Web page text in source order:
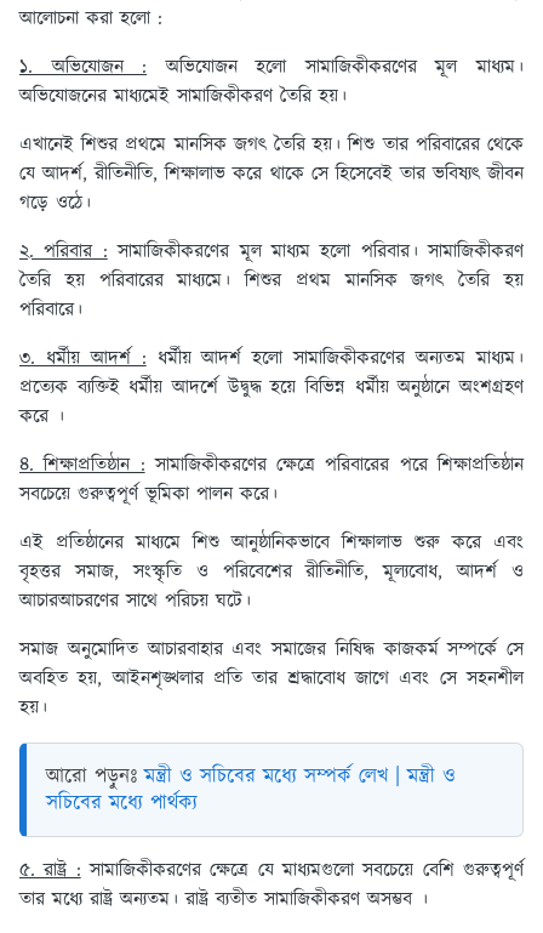
আলোচনা করা হলো :
১. অভিযোজন :অভিযোজন হলো সামাজিকীকরণের মূল মাধ্যম।
অভিযোজনের মাধ্যমেই সামাজিকীকরণ তৈরি হয়।
এখানেই শিশুর প্রথমে মানসিক জগৎ তৈরি হয়। শিশু তার পরিবারের থেকে
যে আদর্শ, রীতিনীতি, শিক্ষালাভ করে থাকে সে হিসেবেই তার ভবিষ্যৎ জীবন
গড়ে ওঠে।
২. পরিবার :সামাজিকীকরণের মূল মাধ্যম হলো পরিবার। সামাজিকীকরণ
তৈরি হয় পরিবারের মাধ্যমে। শিশুর প্রথম মানসিক জগৎ তৈরি হয়
পরিবারে।
৩. ধর্মীয় আদর্শ :ধর্মীয় আদর্শ হলো সামাজিকীকরণের অন্যতম মাধ্যম।
প্রত্যেক ব্যক্তিই ধর্মীয় আদর্শে উদ্বুদ্ধ হয়ে বিভিন্ন ধর্মীয় অনুষ্ঠানে অংশগ্রহণ
করে ।
৪. শিক্ষাপ্রতিষ্ঠান :সামাজিকীকরণের ক্ষেত্রে পরিবারের পরে শিক্ষাপ্রতিষ্ঠান
সবচেয়ে গুরুত্বপূর্ণ ভূমিকা পালন করে।
এই প্রতিষ্ঠানের মাধ্যমে শিশু আনুষ্ঠানিকভাবে শিক্ষালাভ শুরু করে এবং
বৃহত্তর সমাজ, সংস্কৃতি ও পরিবেশের রীতিনীতি, মূল্যবোধ, আদর্শ ও
আচারআচরণের সাথে পরিচয় ঘটে।
সমাজ অনুমোদিত আচারবাহার এবং সমাজের নিষিদ্ধ কাজকর্ম সম্পর্কে সে
অবহিত হয়, আইনশৃঙ্খলার প্রতি তার শ্রদ্ধাবোধ জাগে এবং সে সহনশীল
হয়।
আরো পড়ুনঃমন্ত্রী ও সচিবের মধ্যে সম্পর্ক লেখ | মন্ত্রী ও
সচিবের মধ্যে পার্থক্য
৫. রাষ্ট্র :সামাজিকীকরণের ক্ষেত্রে যে মাধ্যমগুলো সবচেয়ে বেশি গুরুত্বপূর্ণ
তার মধ্যে রাষ্ট্র অন্যতম। রাষ্ট্র ব্যতীত সামাজিকীকরণ অসম্ভব ।